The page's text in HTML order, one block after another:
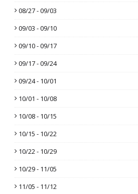
08/27 - 09/03
09/03 - 09/10
09/10 - 09/17
09/17 - 09/24
09/24 - 10/01
10/01 - 10/08
10/08 - 10/15
10/15 - 10/22
10/22 - 10/29
10/29 - 11/05
11/05 - 11/12